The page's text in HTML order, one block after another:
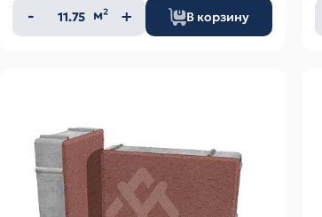
Количество
товара
м² В корзину